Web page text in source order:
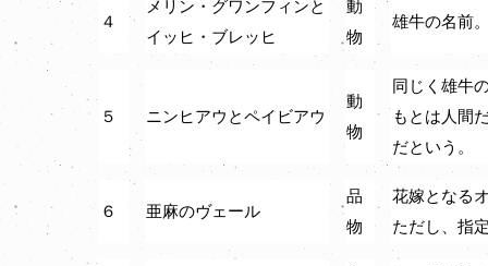
４
メリン・グワンフィンと
イッヒ・ブレッヒ
動
物
雄牛の名前
５ ニンヒアウとペイビアウ
動
物
同じく雄牛
もとは人間
だという。
６ 亜麻のヴェール
品
物
花嫁となる
ただし、指